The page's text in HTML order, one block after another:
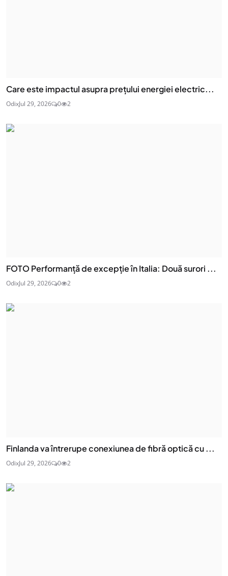
Care este impactul asupra prețului energiei electric...
OdixJul 29, 2026 0 2
FOTO Performanță de excepție în Italia: Două surori ...
OdixJul 29, 2026 0 2
Finlanda va întrerupe conexiunea de fibră optică cu ...
OdixJul 29, 2026 0 2